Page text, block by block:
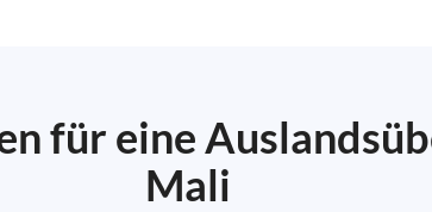
für eine
Mali